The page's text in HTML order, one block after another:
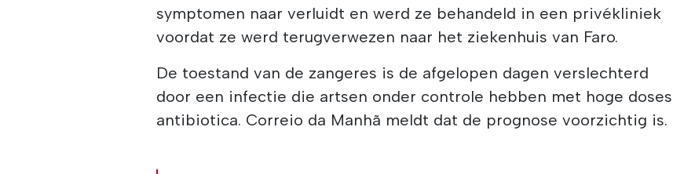
symptomen naar verluidt en werd ze behandeld in een privékliniek
voordat ze werd terugverwezen naar het ziekenhuis van Faro.
De toestand van de zangeres is de afgelopen dagen verslechterd
door een infectie die artsen onder controle hebben met hoge doses
antibiotica. Correio da Manhã meldt dat de prognose voorzichtig is.